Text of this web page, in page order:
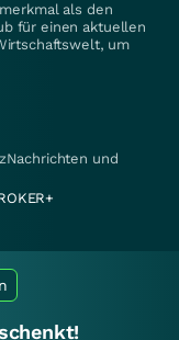
als den
für einen aktuellen
um
und